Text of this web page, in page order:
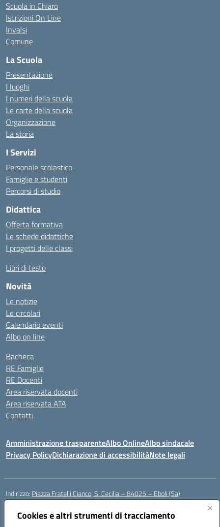
Cookies e altri strumenti di tracciamento
Scuola in Chiaro
Iscrizioni On Line
Invalsi
Comune
La Scuola
Presentazione
I luoghi
I numeri della scuola
Le carte della scuola
Organizzazione
La storia
I Servizi
Personale scolastico
Famiglie e studenti
Percorsi di studio
Didattica
Offerta formativa
Le schede didattiche
I progetti delle classi
Libri di testo
Novità
Le notizie
Le circolari
Calendario eventi
Albo on line
Bacheca
RE Famiglie
RE Docenti
Area riservata docenti
Area riservata ATA
Contatti
Amministrazione trasparenteAlbo OnlineAlbo sindacale
Privacy PolicyDichiarazione di accessibilitàNote legali
Indirizzo: Piazza Fratelli Cianco, S. Cecilia – 84025 – Eboli (Sa)
Centralino:
Posta elettronica certificata (PEC):saic81900c@pec.istruzione.it